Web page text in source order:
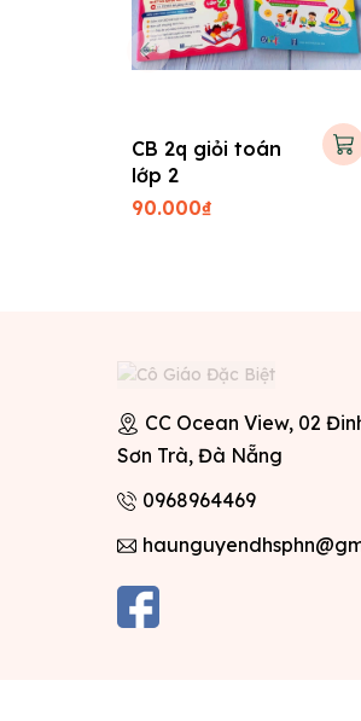
CB 2q giỏi toán
lớp 2
90.000₫
CC Ocean View, 02
Sơn Trà, Đà Nẵng
0968964469